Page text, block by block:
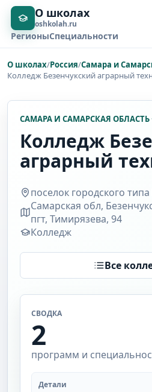
О школах
oshkolah.ru
РегионыСпециальности
О школах/Россия/Самара и
Колледж Безенчукский аграрный
САМАРА И САМАРСКАЯ ОБЛАСТЬ
Колледж
аграрный
поселок городского
Самарская обл,
пгт, Тимирязева, 94
Колледж
Все
СВОДКА
2
программ и
Детали